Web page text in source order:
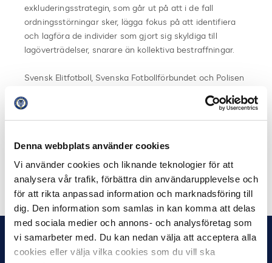
Denna webbplats använder cookies
Vi använder cookies och liknande teknologier för att
analysera vår trafik, förbättra din användarupplevelse och
för att rikta anpassad information och marknadsföring till
dig. Den information som samlas in kan komma att delas
med sociala medier och annons- och analysföretag som
vi samarbeter med. Du kan nedan välja att acceptera alla
cookies eller välja vilka cookies som du vill ska
exkluderingsstrategin, som går ut på att i de fall
ordningsstörningar sker, lägga fokus på att identifiera
och lagföra de individer som gjort sig skyldiga till
lagöverträdelser, snarare än kollektiva bestraffningar.
Svensk Elitfotboll, Svenska Fotbollförbundet och Polisen
exkluderingsstrategin är rätt väg att gå.
Svenska Fotbollförbundet
Dela på Facebook Dela på Twitter